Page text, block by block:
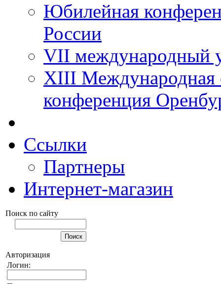
Юбилейная
России
VII международный
XIII Международная
конференция
Ссылки
Партнеры
Интернет-магазин
Поиск по сайту
Авторизация
Логин: